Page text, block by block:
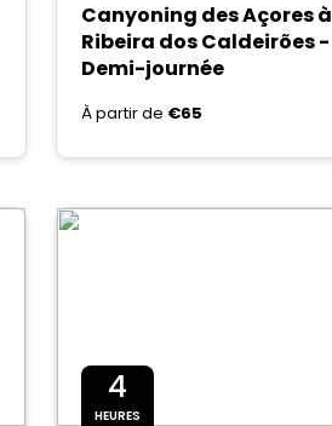
Canyoning des Açores à
Ribeira dos Caldeirões -
Demi-journée
À partir de €65
4
HEURES